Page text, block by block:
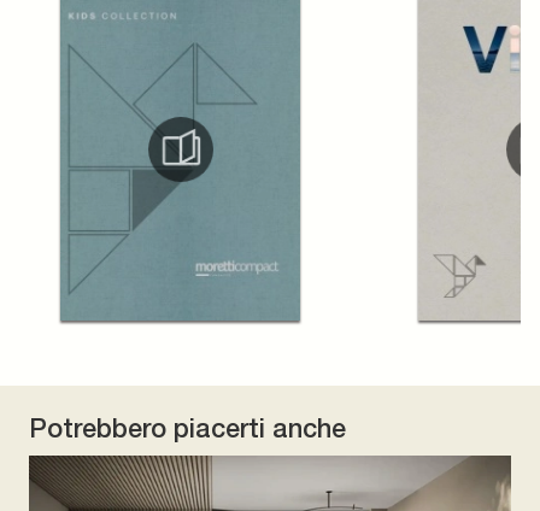
Potrebbero piacerti anche